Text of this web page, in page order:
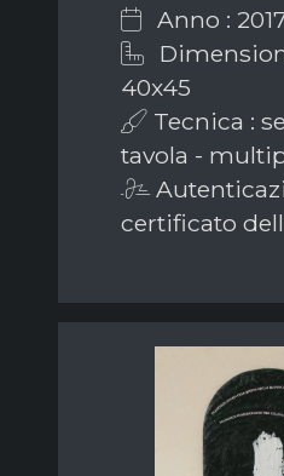
Anno :
40x45
Tecnica :
tavola -
certificato